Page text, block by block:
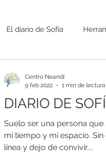
El diario de Sofía
DIARIO DE
Suelo ser una persona
mi tiempo y mi espacio.
línea y dejo de convivir....
Centro Neandi
9 feb 2022
1 min de lectura